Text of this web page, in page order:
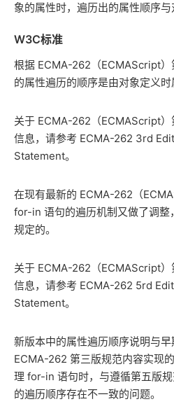
象的属性时，遍历出的属性顺序与
W3C标准
根据 ECMA-262（ECMAScript
的属性遍历的顺序是由对象定义时
关于 ECMA-262（ECMAScript
信息，请参考 ECMA-262 3rd
Statement。
在现有最新的 ECMA-262（
for-in 语句的遍历机制又做了调整
规定的。
关于 ECMA-262（ECMAScript
信息，请参考 ECMA-262 5rd
Statement。
新版本中的属性遍历顺序说明与
ECMA-262 第三版规范内容实现
理 for-in 语句时，与遵循第五版
的遍历顺序存在不一致的问题。